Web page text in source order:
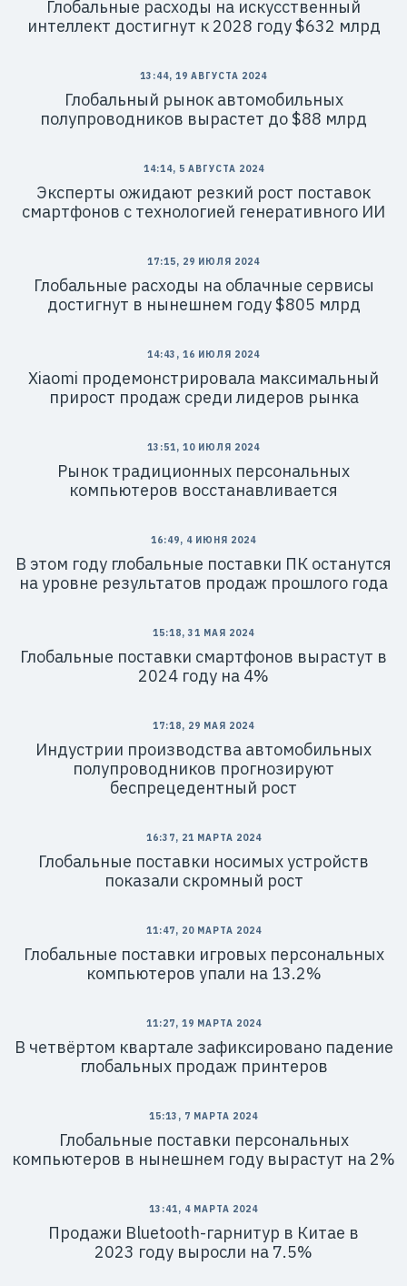
Глобальные расходы на искусственный
интеллект достигнут к 2028 году $632 млрд
13:44, 19 АВГУСТА 2024
Глобальный рынок автомобильных
полупроводников вырастет до $88 млрд
14:14, 5 АВГУСТА 2024
Эксперты ожидают резкий рост поставок
смартфонов с технологией генеративного ИИ
17:15, 29 ИЮЛЯ 2024
Глобальные расходы на облачные сервисы
достигнут в нынешнем году $805 млрд
14:43, 16 ИЮЛЯ 2024
Xiaomi продемонстрировала максимальный
прирост продаж среди лидеров рынка
13:51, 10 ИЮЛЯ 2024
Рынок традиционных персональных
компьютеров восстанавливается
16:49, 4 ИЮНЯ 2024
В этом году глобальные поставки ПК останутся
на уровне результатов продаж прошлого года
15:18, 31 МАЯ 2024
Глобальные поставки смартфонов вырастут в
2024 году на 4%
17:18, 29 МАЯ 2024
Индустрии производства автомобильных
полупроводников прогнозируют
беспрецедентный рост
16:37, 21 МАРТА 2024
Глобальные поставки носимых устройств
показали скромный рост
11:47, 20 МАРТА 2024
Глобальные поставки игровых персональных
компьютеров упали на 13.2%
11:27, 19 МАРТА 2024
В четвёртом квартале зафиксировано падение
глобальных продаж принтеров
15:13, 7 МАРТА 2024
Глобальные поставки персональных
компьютеров в нынешнем году вырастут на 2%
13:41, 4 МАРТА 2024
Продажи Bluetooth-гарнитур в Китае в
2023 году выросли на 7.5%